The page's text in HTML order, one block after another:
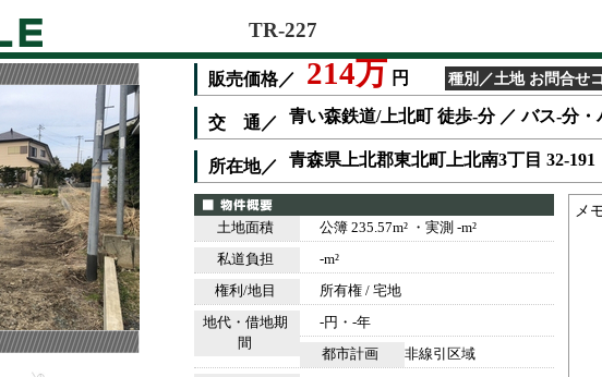
TR-227
販売価格／ 214万 円 種別／土地 お問合せ
交 通／ 青い森鉄道/上北町 徒歩-分 ／ バス-分・
所在地／ 青森県上北郡東北町上北南3丁目 32-191
土地面積 公簿 235.57m² ・実測 -m²
私道負担 -m²
権利/地目 所有権 / 宅地
地代・借地期
間
-円・-年
都市計画 非線引区域
メ